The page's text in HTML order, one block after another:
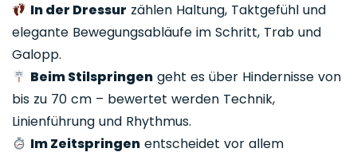
In der Dressur zählen Haltung, Taktgefühl und
elegante Bewegungsabläufe im Schritt, Trab und
Galopp.
Beim Stilspringen geht es über Hindernisse von
bis zu 70 cm – bewertet werden Technik,
Linienführung und Rhythmus.
Im Zeitspringen entscheidet vor allem